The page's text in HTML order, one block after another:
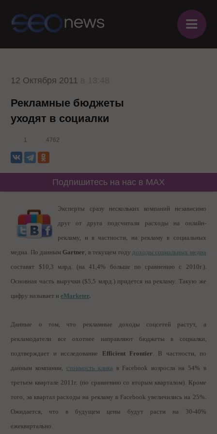
≡
12 Октября 2011
Рекламные бюджеты
уходят в социалки
1 4762
Подпишитесь на нас в MAX
Эксперты сразу нескольких компаний независимо
друг от друга подсчитали расходы на онлайн-
рекламу, и в частности, на рекламу в социальных
медиа. По данным Gartner, в текущем году доходы социальных медиа
составят $10,3 млрд. (на 41,4% больше по сравнению с 2010г.).
Основная часть выручки ($5,5 млрд.) придется на рекламу. Такую же
цифру называет иeMarketer.
Данные о том, что рекламные доходы соцсетей растут, а
рекламодатели все охотнее направляют бюджеты в социалки,
подтверждает и исследование Efficient Frontier. В частности, по
данным компании, стоимость клика в Facebook возросла на 54% в
третьем квартале 2011г. (по сравнению со вторым кварталом). Кроме
того, за квартал расходы на рекламу в Facebook увеличились на 25%.
Ожидается, что в будущем цены будут расти на 30-40%
ежеквартально.